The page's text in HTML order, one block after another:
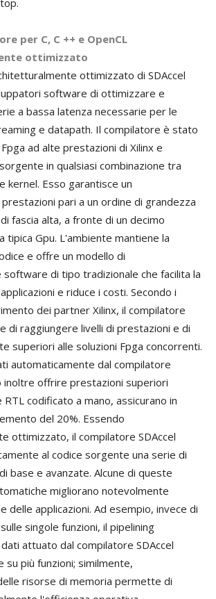
per C, C ++ e OpenCL
ottimizzato
ottimizzato di SDAccel
software di ottimizzare e
a bassa latenza necessarie per le
e datapath. Il compilatore è stato
ad alte prestazioni di Xilinx e
in qualsiasi combinazione tra
kernel. Esso garantisce un
pari a un ordine di grandezza
fascia alta, a fronte di un decimo
tipica Gpu. L'ambiente mantiene la
e offre un modello di
di tipo tradizionale che facilita la
e riduce i costi. Secondo i
dei partner Xilinx, il compilatore
di raggiungere livelli di prestazioni e di
superiori alle soluzioni Fpga concorrenti.
automaticamente dal compilatore
inoltre offrire prestazioni superiori
codificato a mano, assicurano in
del 20%. Essendo
ottimizzato, il compilatore SDAccel
al codice sorgente una serie di
base e avanzate. Alcune di queste
migliorano notevolmente
delle applicazioni. Ad esempio, invece di
singole funzioni, il pipelining
attuato dal compilatore SDAccel
più funzioni; similmente,
risorse di memoria permette di